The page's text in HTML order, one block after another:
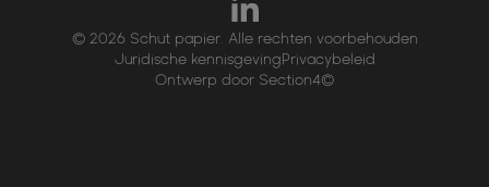
© 2026 Schut papier. Alle rechten voorbehouden
Juridische kennisgevingPrivacybeleid
Ontwerp door Section4©